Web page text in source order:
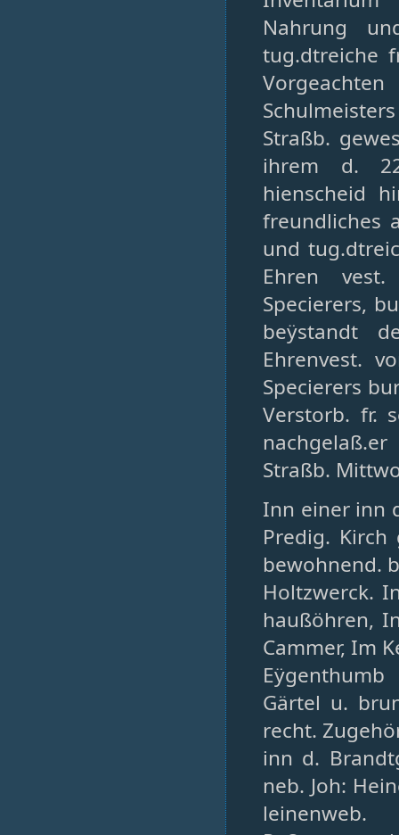
Nahrung
tug.dtreiche
Straßb.
ihrem d.
hienscheid
freundliches
und
Ehren
Specierers,
beÿstandt
Ehrenvest.
Specierers
Verstorb. fr.
Straßb.
Inn einer inn
Predig.
bewohnend.
Holtzwerck.
haußöhren,
Cammer, Im
Gärtel u.
recht.
inn d.
neb. Joh: